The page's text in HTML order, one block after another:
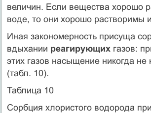
величин. Если вещества хорошо
воде, то они хорошо растворимы
Иная закономерность присуща
вдыхании реагирующихгазов:
этих газов насыщение никогда не
(табл. 10).
Таблица 10
Сорбция хлористого водорода